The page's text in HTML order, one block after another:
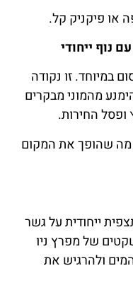
או פיקניק קל.
במיוחד. זו נקודה
מהמוני מבקרים
החירות.
מה שהופך את המקום
ייחודית על גשר
של מפרץ ניו
ולהרגיש את